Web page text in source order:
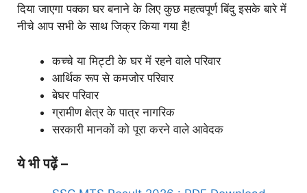
दिया जाएगा पक्का घर बनाने के लिए कुछ महत्वपूर्ण बिंदु इसके बारे में
नीचे आप सभी के साथ जिक्र किया गया है!
कच्चे या मिट्टी के घर में रहने वाले परिवार
आर्थिक रूप से कमजोर परिवार
बेघर परिवार
ग्रामीण क्षेत्र के पात्र नागरिक
सरकारी मानकों को पूरा करने वाले आवेदक
ये भी पढ़ें –